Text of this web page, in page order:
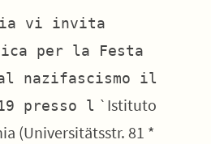
vi invita
per la Festa
nazifascismo il
presso l `Istituto
(Universitätsstr. 81 *